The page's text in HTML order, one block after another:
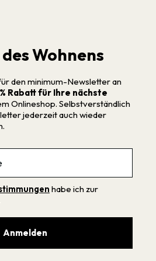
Wohnens
den minimum-Newsletter an
Rabatt für Ihre nächste
Onlineshop. Selbstverständlich
jederzeit auch wieder
habe ich zur
Anmelden